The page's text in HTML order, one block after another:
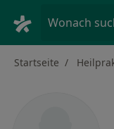
Wonach
Startseite